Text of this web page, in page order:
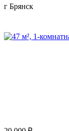
г Брянск